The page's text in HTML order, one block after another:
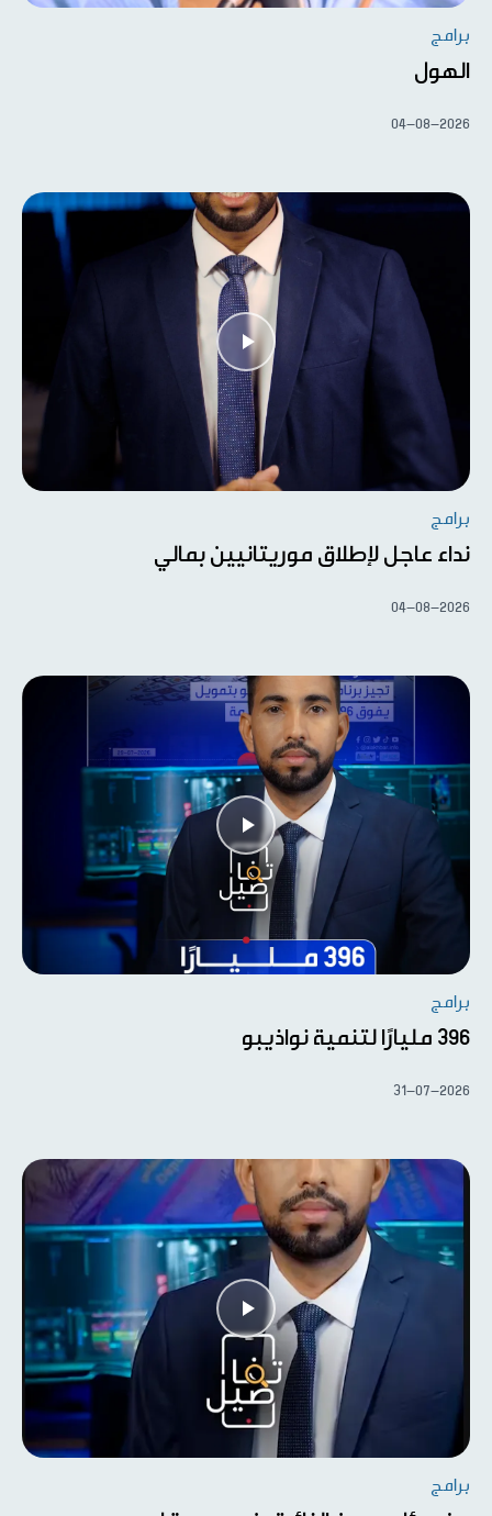
برامج
الهول
04-08-2026
برامج
نداء عاجل لإطلاق موريتانيين بمالي
04-08-2026
برامج
396 مليارًا لتنمية نواذيبو
31-07-2026
برامج